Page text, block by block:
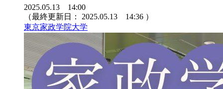
2025.05.13 14:00
（最終更新日： 2025.05.13 14:36 ）
東京家政学院大学